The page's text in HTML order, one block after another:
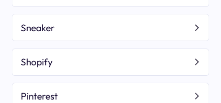
Sneaker
Shopify
Pinterest